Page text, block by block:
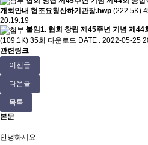
개최안내 협조요청산하기관장.hwp (222.5K)
20:19:19
붙임1. 협회 창립 제45주년 기념 제
(109.1K) 35회 다운로드 DATE : 2022-05-25
관련링크
이전글
다음글
목록
본문
안녕하세요